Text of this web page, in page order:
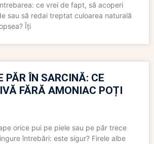
ce vrei de fapt, să acoperi
sau să redai treptat culoarea naturală
Îți
PĂR ÎN SARCINĂ: CE
FĂRĂ AMONIAC POȚI
orice pui pe piele sau pe păr trece
întrebări: este sigur? Firele albe